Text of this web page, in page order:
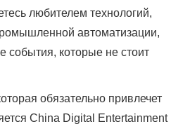
любителем технологий,
автоматизации,
события, которые не стоит
обязательно привлечет
China Digital Entertainment